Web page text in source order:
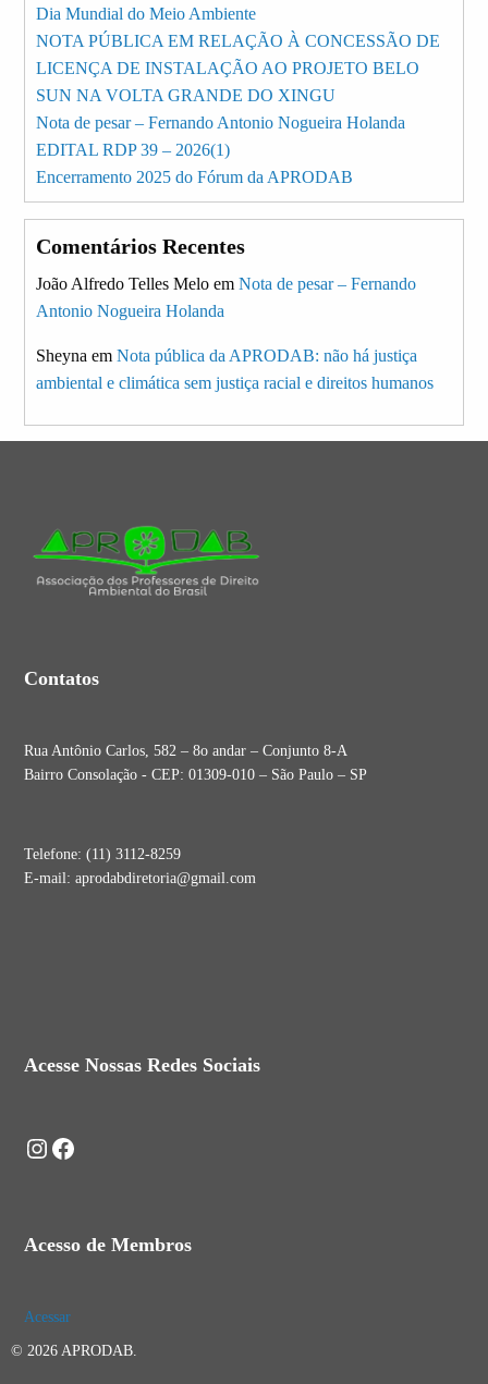
Dia Mundial do Meio Ambiente
NOTA PÚBLICA EM RELAÇÃO À CONCESSÃO DE
LICENÇA DE INSTALAÇÃO AO PROJETO BELO
SUN NA VOLTA GRANDE DO XINGU
Nota de pesar – Fernando Antonio Nogueira Holanda
EDITAL RDP 39 – 2026(1)
Encerramento 2025 do Fórum da APRODAB
Comentários Recentes
João Alfredo Telles Melo em Nota de pesar – Fernando
Antonio Nogueira Holanda
Sheyna em Nota pública da APRODAB: não há justiça
ambiental e climática sem justiça racial e direitos humanos
Contatos
Rua Antônio Carlos, 582 – 8o andar – Conjunto 8-A
Bairro Consolação - CEP: 01309-010 – São Paulo – SP
Telefone: (11) 3112-8259
E-mail: aprodabdiretoria@gmail.com
Acesse Nossas Redes Sociais
Instagram
Acesso de Membros
Acessar
© 2026 APRODAB.